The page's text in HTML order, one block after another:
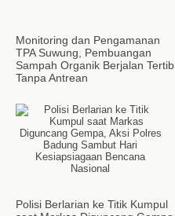
Monitoring dan Pengamanan
TPA Suwung, Pembuangan
Sampah Organik Berjalan Tertib
Tanpa Antrean
Polisi Berlarian ke Titik Kumpul